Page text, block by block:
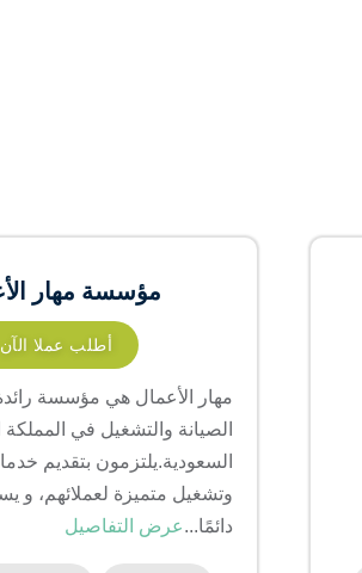
مؤسسة مهار
أطلب عملا الآن
مهار الأعمال هي مؤسسة
الصيانة والتشغيل في المملكة
السعودية.يلتزمون بتقديم
وتشغيل متميزة لعملائهم، و
دائمًا...عرض التفاصيل